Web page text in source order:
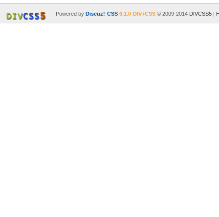
Powered by Discuz!-CSS 6.1.0-DIV+CSS© 2009-2014 DIVCSS5|